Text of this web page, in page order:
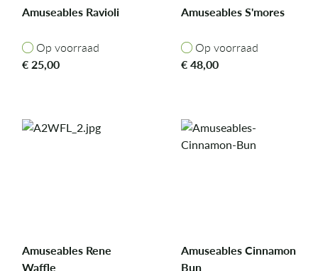
Amuseables Ravioli
Op voorraad
Op voorraad
€25,00
Amuseables S'mores
Op voorraad
Op voorraad
€48,00
Amuseables Rene
Waffle
Amuseables Cinnamon
Bun